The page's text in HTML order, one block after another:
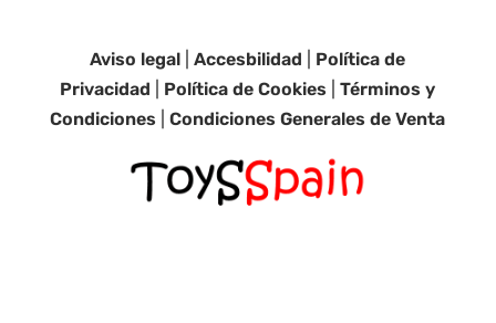
Aviso legal |Accesbilidad
Política de
Privacidad
Política de Cookies |Términos y
Condiciones |Condiciones Generales de Venta